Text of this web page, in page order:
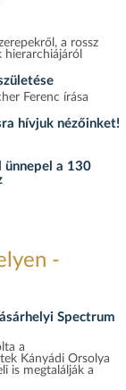
a rossz
hierarchiájáról
Ferenc írása
hívjuk nézőinket!
ünnepel a 130
-
Spectrum
a
Kányádi Orsolya
is megtalálják a